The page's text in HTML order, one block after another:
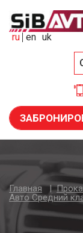
ru en uk
Главная
Авто Средний